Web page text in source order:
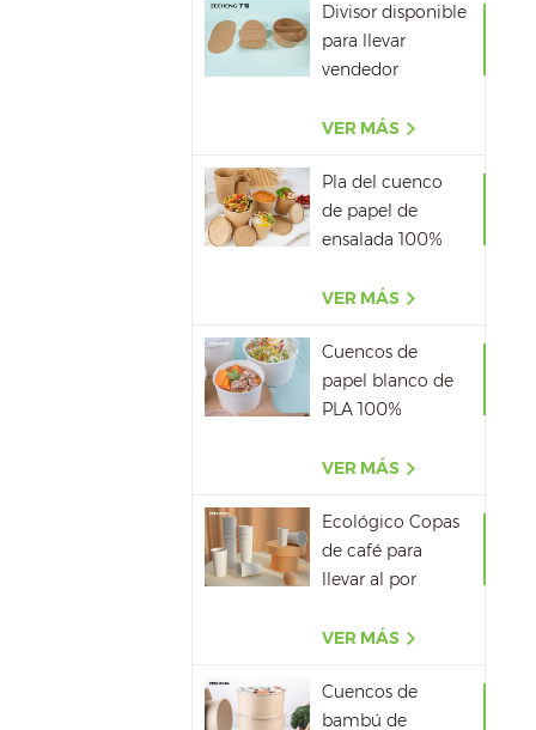
Divisor disponible
para llevar
vendedor
del cuenco de
VER MÁS
Pla del cuenco
de papel de
ensalada 100%
por mayor
VER MÁS
Cuencos de
papel blanco de
PLA 100%
con tapa
VER MÁS
Ecológico Copas
de café para
llevar al por
VER MÁS
Cuencos de
bambú de